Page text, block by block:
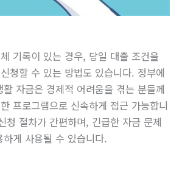
기록이 있는 경우, 당일 대출 조건을
청할 수 있는 방법도 있습니다. 정부에
자금은 경제적 어려움을 겪는 분들께
프로그램으로 신속하게 접근 가능합니
청 절차가 간편하며, 긴급한 자금 문제
게 사용될 수 있습니다.